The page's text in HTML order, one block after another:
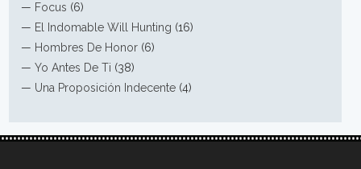
— Focus (6)
— El Indomable Will Hunting (16)
— Hombres De Honor (6)
—Yo Antes De Ti (38)
— Una Proposición Indecente (4)